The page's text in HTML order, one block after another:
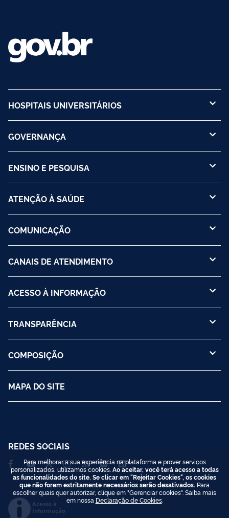
HOSPITAIS UNIVERSITÁRIOS
GOVERNANÇA
ENSINO E PESQUISA
ATENÇÃO À SAÚDE
COMUNICAÇÃO
CANAIS DE ATENDIMENTO
ACESSO À INFORMAÇÃO
TRANSPARÊNCIA
COMPOSIÇÃO
MAPA DO SITE
REDES SOCIAIS
Acesso à
Informação
Para melhorar a sua experiência na plataforma e prover serviços
personalizados, utilizamos cookies. Ao aceitar, você terá acesso a todas
as funcionalidades do site. Se clicar em "Rejeitar Cookies", os cookies
que não forem estritamente necessários serão desativados. Para
escolher quais quer autorizar, clique em "Gerenciar cookies". Saiba mais
em nossa Declaração de Cookies.